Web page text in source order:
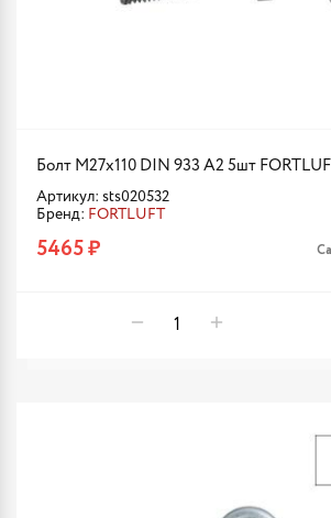
Болт М27х110 DIN 933 A2 5шт
Артикул: sts020532
Бренд: FORTLUFT
5465 ₽